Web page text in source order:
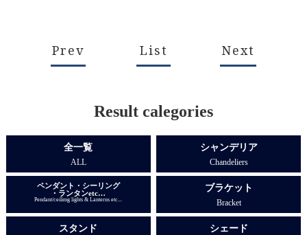
Prev Next
List
Result calegories
全一覧
ALL
シャンデリア
Chandeliers
ペンダント・シーリング
・ランタンetc…
Pendant/ceilimg lights & Lanterns etc...
ブラケット
Bracket
スタンド シェード